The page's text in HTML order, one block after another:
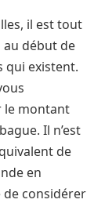
il est tout
début de
qui existent.
le montant
Il n’est
de
en
de considérer